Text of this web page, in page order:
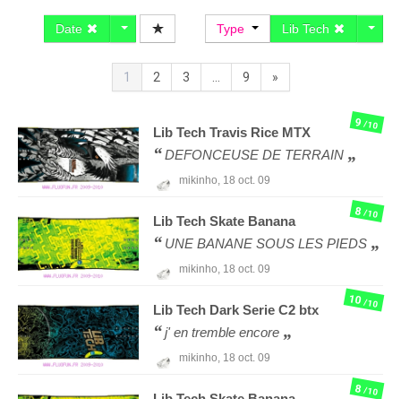
Date Lib Tech
Type
1 2 3 9 »
Lib Tech Travis Rice MTX
DEFONCEUSE DE TERRAIN
mikinho, 18 oct. 09
9/10
Lib Tech Skate Banana
UNE BANANE SOUS LES PIEDS
mikinho, 18 oct. 09
8/10
Lib Tech Dark Serie C2 btx
j' en tremble encore
mikinho, 18 oct. 09
10/10
8/10